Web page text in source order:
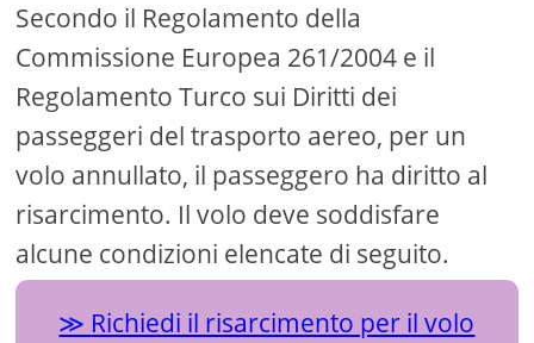
Secondo il Regolamento della
Commissione Europea 261/2004 e il
Regolamento Turco sui Diritti dei
passeggeri del trasporto aereo, per un
volo annullato, il passeggero ha diritto al
risarcimento. Il volo deve soddisfare
alcune condizioni elencate di seguito.
Richiedi il risarcimento per il volo